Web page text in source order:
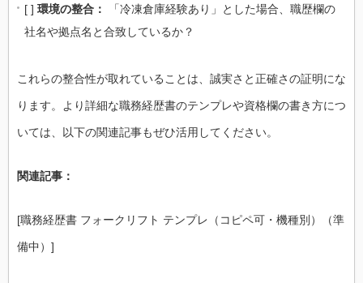
[ ] 環境の整合：
「冷凍倉庫経験あり」とした場合、職歴欄の
社名や拠点名と合致しているか？
これらの整合性が取れていることは、誠実さと正確さの証明にな
ります。より詳細な職務経歴書のテンプレや資格欄の書き方につ
いては、以下の関連記事もぜひ活用してください。
関連記事：
[職務経歴書 フォークリフト テンプレ（コピペ可・機種別）（準
備中）]